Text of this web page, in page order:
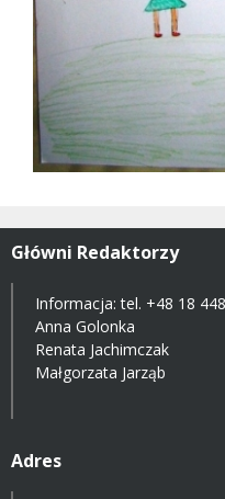
Główni Redaktorzy
Informacja: tel. +48 18
Anna Golonka
Renata Jachimczak
Małgorzata Jarząb
Adres